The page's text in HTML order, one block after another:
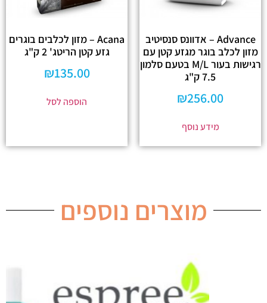
Advance – אדוונס סנסיטיב
מזון לכלב בוגר מגזע קטן עם
רגישות בעור M/L בטעם סלמון
7.5 ק"ג
₪256.00
מידע נוסף
Acana – מזון לכלבים בוגרים
גזע קטן הריטג' 2 ק"ג
₪135.00
הוספה לסל
מוצרים נוספים